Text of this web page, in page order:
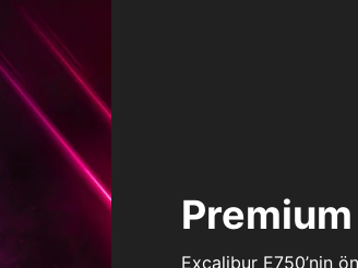
Premium
Excalibur E750’nin